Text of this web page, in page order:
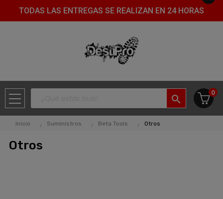
TODAS LAS ENTREGAS SE REALIZAN EN 24 HORAS
search
0
Inicio Suministros Beta Tools Otros
Otros